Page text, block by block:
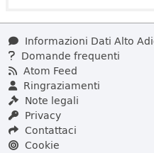
Informazioni Dati Alto
Domande frequenti
Atom Feed
Ringraziamenti
Note legali
Privacy
Contattaci
Cookie